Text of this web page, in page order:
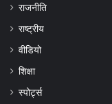
राजनीति
राष्ट्रीय
वीडियो
शिक्षा
स्पोर्ट्स